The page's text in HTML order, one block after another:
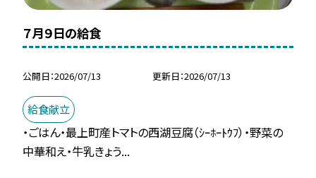
７月９日の給食
公開日 2026/07/13 更新日 2026/07/13
給食献立
・ごはん・最上町産トマトの西湖豆腐（ｼｰﾎｰﾄｳﾌ）・野菜の
中華和え・牛乳きょう...